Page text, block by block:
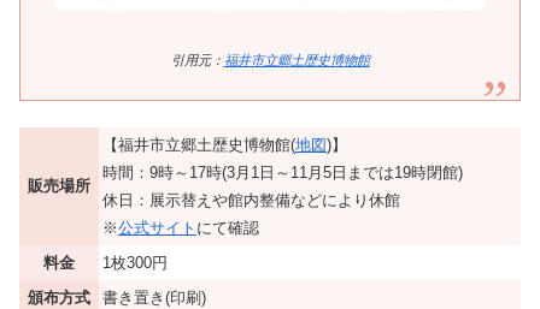
引用元： 福井市立郷土歴史博物館
販売場所
【福井市立郷土歴史博物館(地図)】
時間：9時～17時(3月1日～11月5日までは19時閉館)
休日：展示替えや館内整備などにより休館
※公式サイト にて確認
料金
1枚300円
頒布方式
書き置き(印刷)